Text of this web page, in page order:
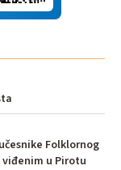
Folklornog
u Pirotu